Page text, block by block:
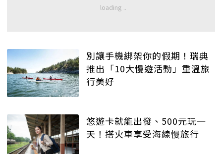
別讓手機綁架你的假期！瑞典
推出「10大慢遊活動」重溫旅
行美好
悠遊卡就能出發、500元玩一
天！搭火車享受海線慢旅行